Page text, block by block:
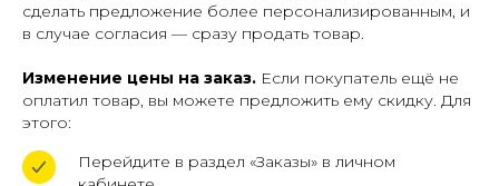
сделать предложение более персонализированным, и
в случае согласия — сразу продать товар.
Изменение цены на заказ. Если покупатель ещё не
оплатил товар, вы можете предложить ему скидку. Для
этого:
Перейдите в раздел «Заказы» в личном